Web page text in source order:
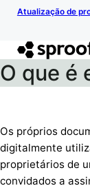
Atualização de
O que é
Os próprios
digitalmente
proprietários de
convidados a